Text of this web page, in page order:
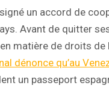
un accord de
Avant de quitter
matière de droits de
dénonce qu’au
un passeport